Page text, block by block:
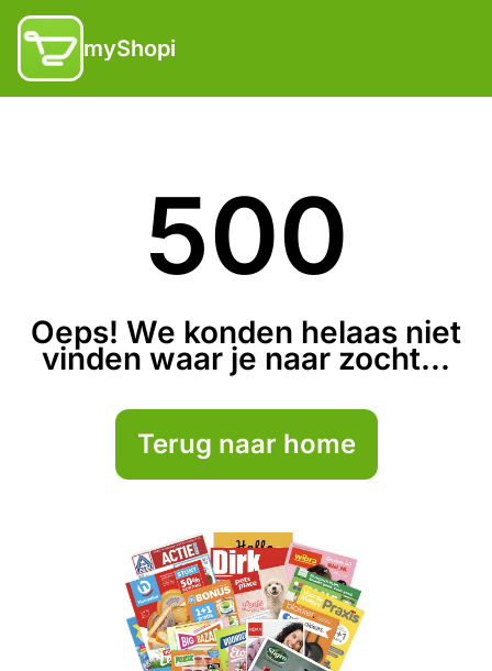
myShopi
500
Oeps! We konden helaas niet
vinden waar je naar zocht...
Terug naar home